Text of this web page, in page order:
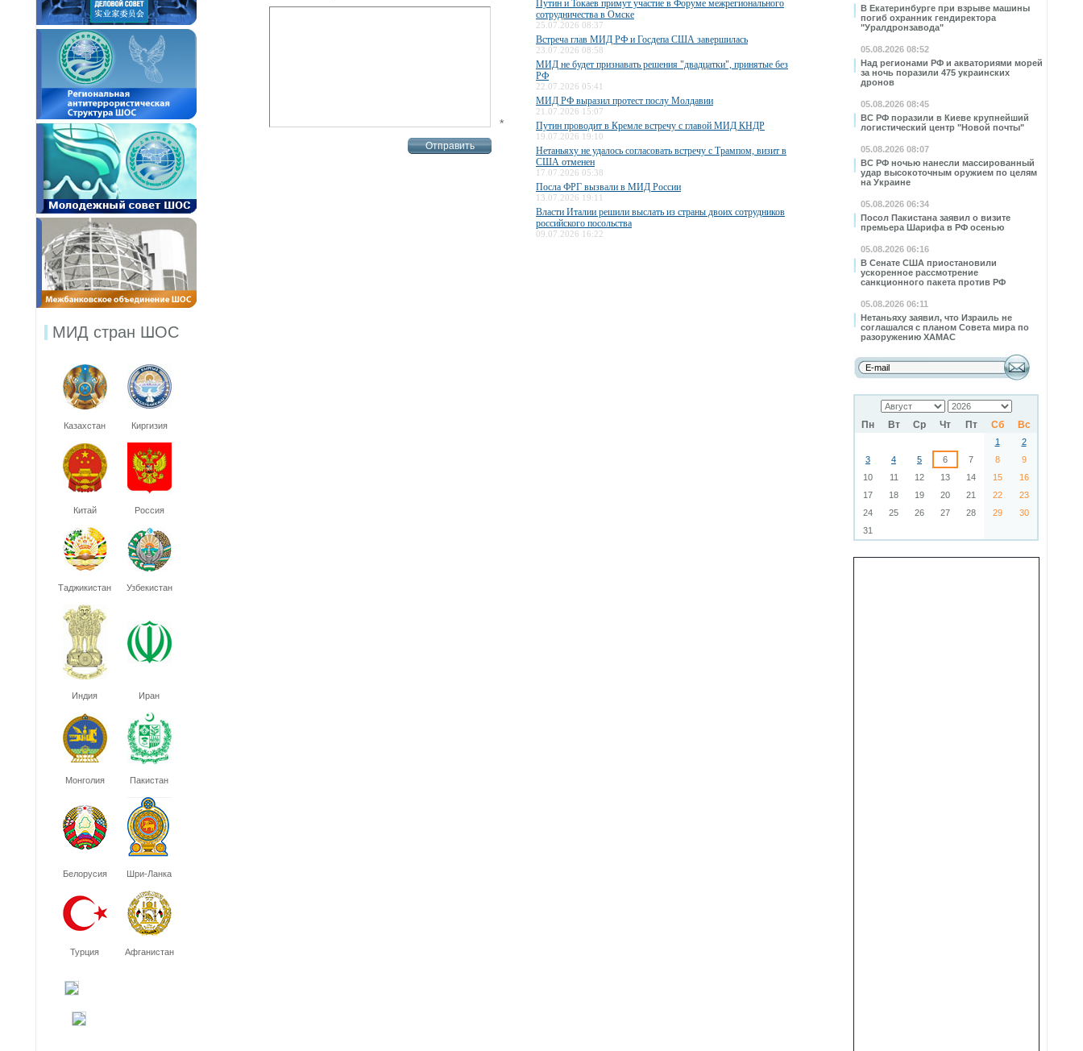
В Екатеринбурге при взрыве машины
погиб охранник гендиректора
"Уралдронзавода"
05.08.2026 08:52
Над регионами РФ и акваториями морей
за ночь поразили 475 украинских
дронов
05.08.2026 08:45
ВС РФ поразили в Киеве крупнейший
логистический центр "Новой почты"
05.08.2026 08:07
ВС РФ ночью нанесли массированный
удар высокоточным оружием по целям
на Украине
05.08.2026 06:34
Посол Пакистана заявил о визите
премьера Шарифа в РФ осенью
05.08.2026 06:16
В Сенате США приостановили
ускоренное рассмотрение
санкционного пакета против РФ
05.08.2026 06:11
Нетаньяху заявил, что Израиль не
соглашался с планом Совета мира по
разоружению ХАМАС
Пн Вт Ср Чт Пт Сб Вс
1
2
3
4 5 6 7 8
9
10
11 12 13 14 15
16
17
18 19 20 21 22
23
24
25 26 27 28 29
30
31
МИД стран ШОС
Казахстан Киргизия
Китай Россия
Таджикистан Узбекистан
Индия Иран
Монголия Пакистан
Белорусия Шри-Ланка
Турция Афганистан
*
Путин и Токаев примут участие в Форуме межрегионального
сотрудничества в Омске
25.07.2026 08:37
Встреча глав МИД РФ и Госдепа США завершилась
23.07.2026 08:58
МИД не будет признавать решения "двадцатки", принятые без
РФ
22.07.2026 05:41
МИД РФ выразил протест послу Молдавии
21.07.2026 15:07
Путин проводит в Кремле встречу с главой МИД КНДР
19.07.2026 19:10
Нетаньяху не удалось согласовать встречу с Трампом, визит в
США отменен
17.07.2026 05:38
Посла ФРГ вызвали в МИД России
13.07.2026 19:11
Власти Италии решили выслать из страны двоих сотрудников
российского посольства
09.07.2026 16:22